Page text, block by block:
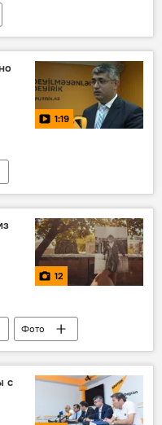
(ГПС)
1:19
Новости
12
Фото
Багирли
с